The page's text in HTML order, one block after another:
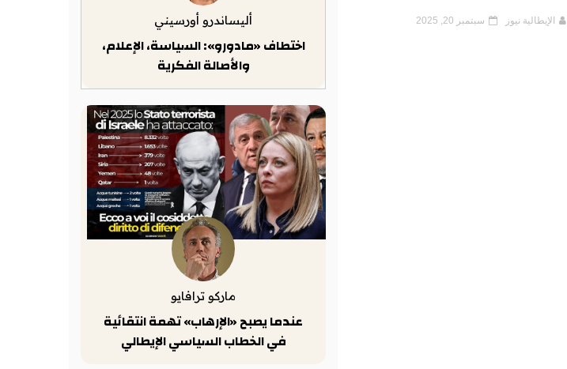
الإيطالية نيوز سبتمبر 20, 2025 أليساندرو أورسيني
اختطاف «مادورو»: السياسة، الإعلام،
والأصالة الفكرية
ماركو ترافايو
عندما يصبح «الإرهاب» تهمة انتقائية
في الخطاب السياسي الإيطالي